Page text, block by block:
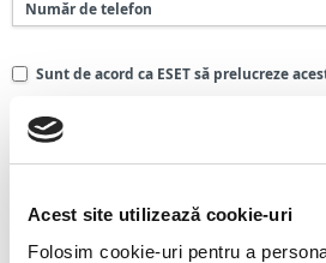
Acest site utilizează cookie-uri
Folosim cookie-uri pentru a
Sunt de acord ca ESET să prelucreze
caracter personal.